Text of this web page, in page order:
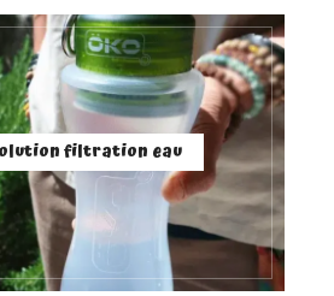
filtration eau